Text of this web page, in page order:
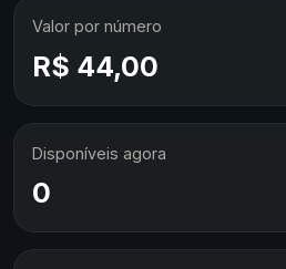
Valor por número
R$ 44,00
Disponíveis agora
0